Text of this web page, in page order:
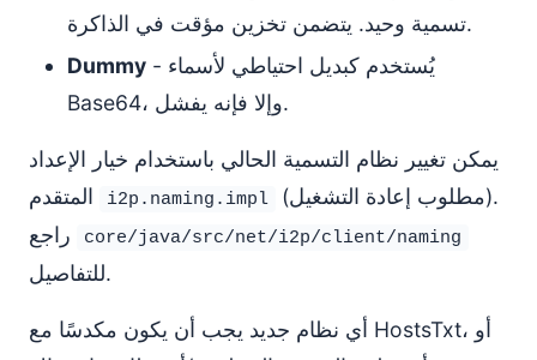
تسمية وحيد. يتضمن تخزين مؤقت في الذاكرة.
Dummy - يُستخدم كبديل احتياطي لأسماء
Base64، وإلا فإنه يفشل.
يمكن تغيير نظام التسمية الحالي باستخدام خيار الإعداد
i2p.naming.impl
(مطلوب إعادة التشغيل).
core/java/src/net/i2p/client/naming
للتفاصيل.
أي نظام جديد يجب أن يكون مكدسًا مع HostsTxt، أو